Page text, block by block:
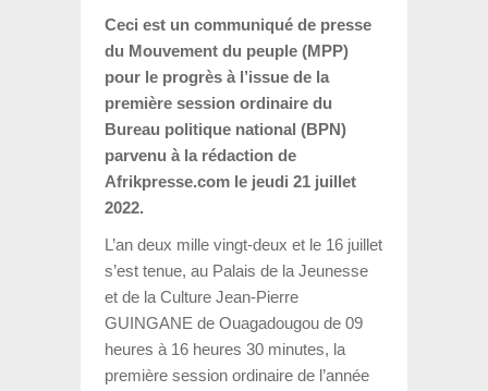
Ceci est un communiqué de presse
du Mouvement du peuple (MPP)
pour le progrès à l’issue de la
première session ordinaire du
Bureau politique national (BPN)
parvenu à la rédaction de
Afrikpresse.com le jeudi 21 juillet
2022.
L’an deux mille vingt-deux et le 16 juillet
s’est tenue, au Palais de la Jeunesse
et de la Culture Jean-Pierre
GUINGANE de Ouagadougou de 09
heures à 16 heures 30 minutes, la
première session ordinaire de l’année